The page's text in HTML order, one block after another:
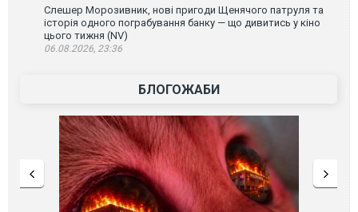
Слешер Морозивник, нові пригоди Щенячого патруля та
історія одного пограбування банку — що дивитись у кіно
цього тижня (NV)
06.08.2026, 23:36
БЛОГОЖАБИ